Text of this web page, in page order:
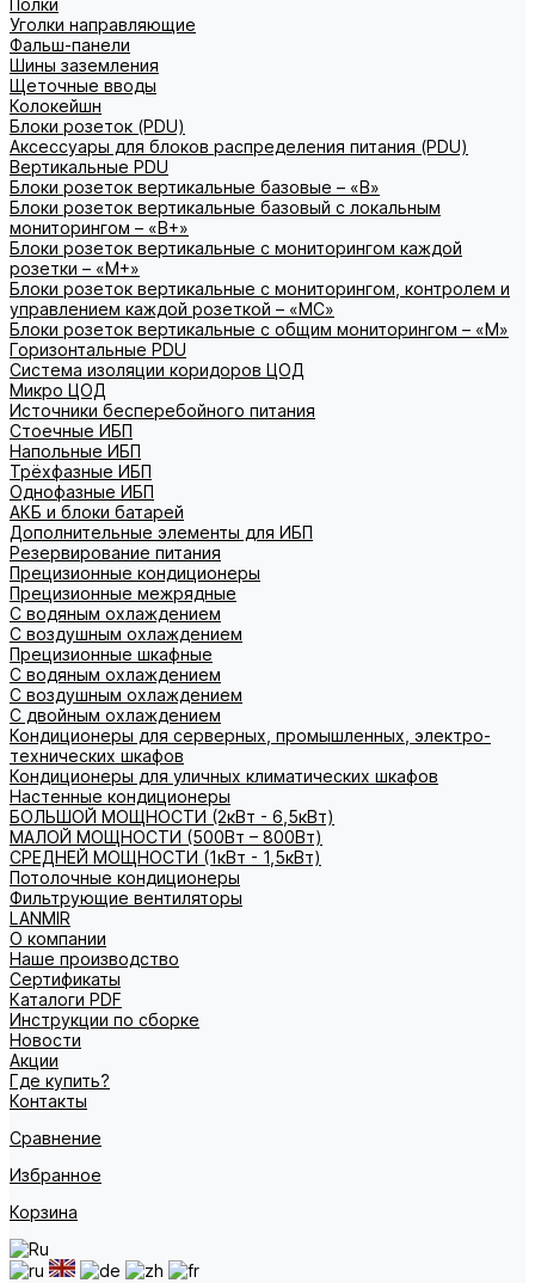
Полки
Уголки направляющие
Фальш-панели
Шины заземления
Щеточные вводы
Колокейшн
Блоки розеток (PDU)
Аксессуары для блоков распределения питания (PDU)
Вертикальные PDU
Блоки розеток вертикальные базовые – «В»
Блоки розеток вертикальные базовый с локальным
мониторингом – «В+»
Блоки розеток вертикальные с мониторингом каждой
розетки – «М+»
Блоки розеток вертикальные с мониторингом, контролем и
управлением каждой розеткой – «МС»
Блоки розеток вертикальные с общим мониторингом – «М»
Горизонтальные PDU
Система изоляции коридоров ЦОД
Микро ЦОД
Источники бесперебойного питания
Стоечные ИБП
Напольные ИБП
Трёхфазные ИБП
Однофазные ИБП
АКБ и блоки батарей
Дополнительные элементы для ИБП
Резервирование питания
Прецизионные кондиционеры
Прецизионные межрядные
С водяным охлаждением
С воздушным охлаждением
Прецизионные шкафные
С водяным охлаждением
С воздушным охлаждением
С двойным охлаждением
Кондиционеры для серверных, промышленных, электро-
технических шкафов
Кондиционеры для уличных климатических шкафов
Настенные кондиционеры
БОЛЬШОЙ МОЩНОСТИ (2кВт - 6,5кВт)
МАЛОЙ МОЩНОСТИ (500Вт – 800Вт)
СРЕДНЕЙ МОЩНОСТИ (1кВт - 1,5кВт)
Потолочные кондиционеры
Фильтрующие вентиляторы
LANMIR
О компании
Наше производство
Сертификаты
Каталоги PDF
Инструкции по сборке
Новости
Акции
Где купить?
Контакты
Сравнение
Избранное
Корзина